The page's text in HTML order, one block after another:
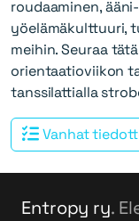
roudaaminen,
yöelämäkulttuuri,
meihin. Seuraa
orientaatioviikon
tanssilattialla
Vanhat
Entropy ry.